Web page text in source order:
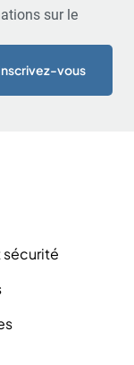
sur le
sécurité